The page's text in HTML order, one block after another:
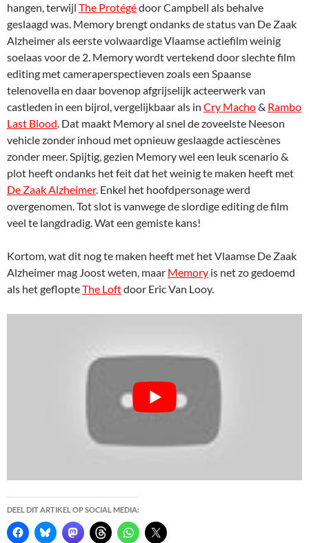
hangen, terwijl The Protégédoor Campbell als behalve
geslaagd was. Memory brengt ondanks de status van De Zaak
Alzheimer als eerste volwaardige Vlaamse actiefilm weinig
soelaas voor de 2. Memory wordt vertekend door slechte film
editing met cameraperspectieven zoals een Spaanse
telenovella en daar bovenop afgrijselijk acteerwerk van
castleden in een bijrol, vergelijkbaar als in Cry Macho& Rambo
Last Blood. Dat maakt Memory al snel de zoveelste Neeson
vehicle zonder inhoud met opnieuw geslaagde actiescènes
zonder meer. Spijtig, gezien Memory wel een leuk scenario &
plot heeft ondanks het feit dat het weinig te maken heeft met
De Zaak Alzheimer. Enkel het hoofdpersonage werd
overgenomen. Tot slot is vanwege de slordige editing de film
veel te langdradig. Wat een gemiste kans!
Kortom, wat dit nog te maken heeft met het Vlaamse De Zaak
Alzheimer mag Joost weten, maar Memory is net zo gedoemd
als het geflopteThe Loftdoor Eric Van Looy.
DEEL DIT ARTIKEL OP SOCIAL MEDIA: